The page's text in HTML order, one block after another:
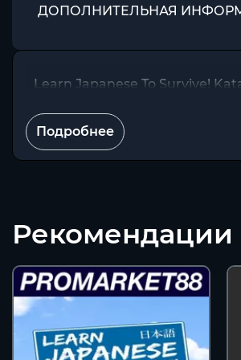
ДОПОЛНИТЕЛЬНАЯ
Learn Japanese To Survive!
Подробнее
Рекомендации